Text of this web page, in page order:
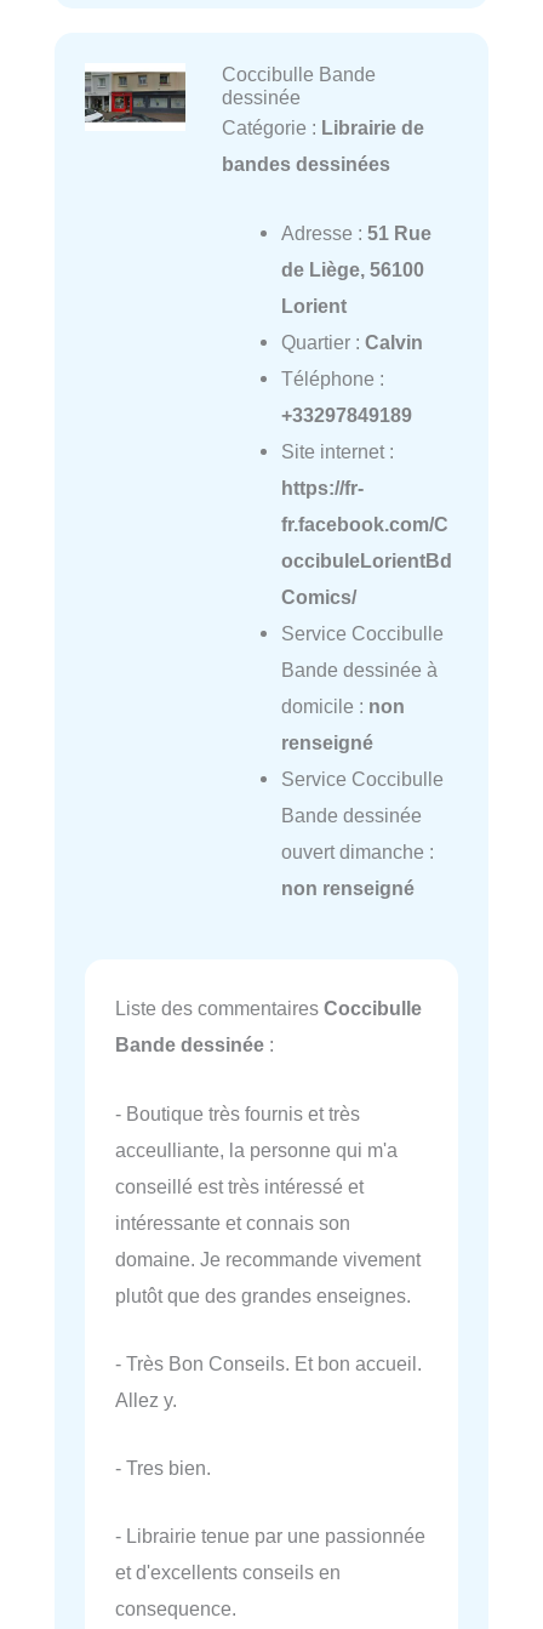
Coccibulle Bande
dessinée
Catégorie : Librairie de
bandes dessinées
Adresse : 51 Rue
de Liège, 56100
Lorient
Quartier : Calvin
Téléphone :
+33297849189
Site internet :
https://fr-
fr.facebook.com/C
occibuleLorientBd
Comics/
Service Coccibulle
Bande dessinée à
domicile : non
renseigné
Service Coccibulle
Bande dessinée
ouvert dimanche :
non renseigné
Liste des commentaires Coccibulle
Bande dessinée :
- Boutique très fournis et très
acceulliante, la personne qui m'a
conseillé est très intéressé et
intéressante et connais son
domaine. Je recommande vivement
plutôt que des grandes enseignes.
- Très Bon Conseils. Et bon accueil.
Allez y.
- Tres bien.
- Librairie tenue par une passionnée
et d'excellents conseils en
consequence.